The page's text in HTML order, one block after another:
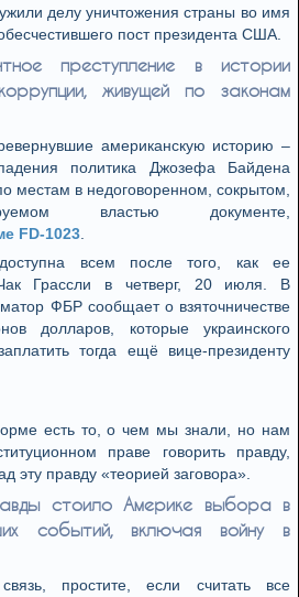
делу уничтожения страны во имя
пост президента США.
преступление в истории
живущей по законам
американскую историю –
политика Джозефа Байдена
местам в недоговоренном, сокрытом,
властью документе,
FD-1023
всем после того, как ее
Грассли в четверг, 20 июля. В
ФБР сообщает о взяточничестве
долларов, которые украинского
тогда ещё вице-президенту
есть то, о чем мы знали, но нам
праве говорить правду,
эту правду «теорией заговора».
стоило Америке выбора в
событий, включая войну в
простите, если считать все